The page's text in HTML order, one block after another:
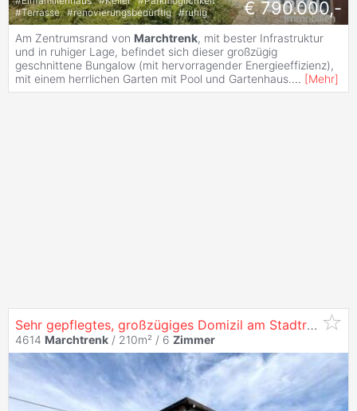
#Terrasse #renovierungsbedürftig #ruhig € 790.000,-
Am Zentrumsrand von Marchtrenk, mit bester Infrastruktur
und in ruhiger Lage, befindet sich dieser großzügig
geschnittene Bungalow (mit hervorragender Energieeffizienz),
mit einem herrlichen Garten mit Pool und Gartenhaus.... [Mehr]
Sehr gepflegtes, großzügiges Domizil am Stadtrand von
4614 Marchtrenk / 210m² / 6 Zimmer